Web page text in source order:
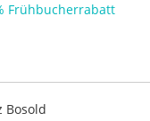
Frühbucherrabatt
Bosold